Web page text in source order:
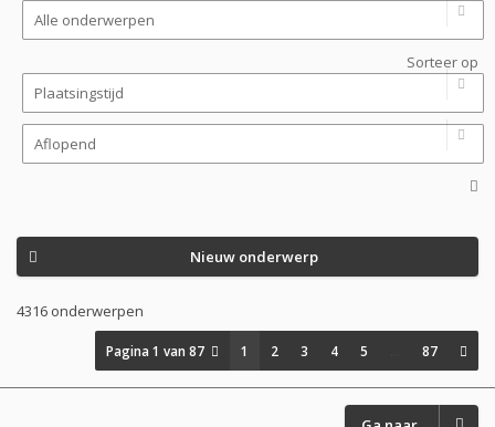
Sorteer op
Nieuw onderwerp
4316 onderwerpen
Pagina1 van87 1 2 3 4 5 87